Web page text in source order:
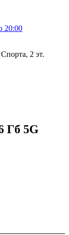
20:00
2 эт.
Гб 5G